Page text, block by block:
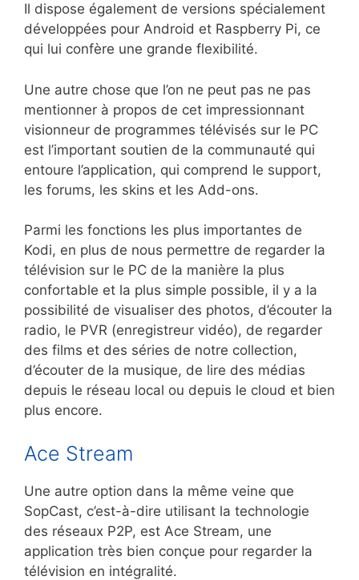
Il dispose également de versions spécialement
développées pour Android et Raspberry Pi, ce
qui lui confère une grande flexibilité.
Une autre chose que l’on ne peut pas ne pas
mentionner à propos de cet impressionnant
visionneur de programmes télévisés sur le PC
est l’important soutien de la communauté qui
entoure l’application, qui comprend le support,
les forums, les skins et les Add-ons.
Parmi les fonctions les plus importantes de
Kodi, en plus de nous permettre de regarder la
télévision sur le PC de la manière la plus
confortable et la plus simple possible, il y a la
possibilité de visualiser des photos, d’écouter la
radio, le PVR (enregistreur vidéo), de regarder
des films et des séries de notre collection,
d’écouter de la musique, de lire des médias
depuis le réseau local ou depuis le cloud et bien
plus encore.
Ace Stream
Une autre option dans la même veine que
SopCast, c’est-à-dire utilisant la technologie
des réseaux P2P, est Ace Stream, une
application très bien conçue pour regarder la
télévision en intégralité.